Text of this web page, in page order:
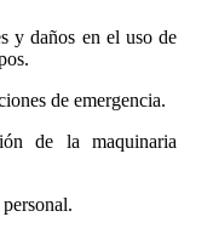
y daños en el uso de
de emergencia.
de la maquinaria